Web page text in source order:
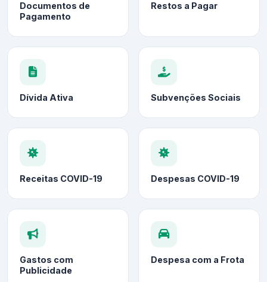
Documentos de
Pagamento
Restos a Pagar
Dívida Ativa Subvenções Sociais
Receitas COVID-19 Despesas COVID-19
Gastos com
Publicidade
Despesa com a Frota